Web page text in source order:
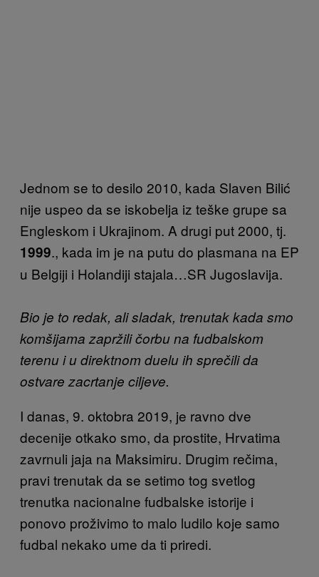
Jednom se to desilo 2010, kada Slaven Bilić
nije uspeo da se iskobelja iz teške grupe sa
Engleskom i Ukrajinom. A drugi put 2000, tj.
1999., kada im je na putu do plasmana na EP
u Belgiji i Holandiji stajala…SR Jugoslavija.
Bio je to redak, ali sladak, trenutak kada smo
komšijama zapržili čorbu na fudbalskom
terenu i u direktnom duelu ih sprečili da
ostvare zacrtanje ciljeve.
I danas, 9. oktobra 2019, je ravno dve
decenije otkako smo, da prostite, Hrvatima
zavrnuli jaja na Maksimiru. Drugim rečima,
pravi trenutak da se setimo tog svetlog
trenutka nacionalne fudbalske istorije i
ponovo proživimo to malo ludilo koje samo
fudbal nekako ume da ti priredi.